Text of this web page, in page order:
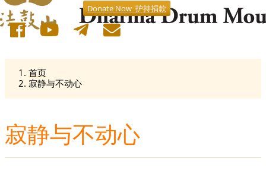
Donate Now 护持捐款
首页
寂静与不动心
寂静与不动心